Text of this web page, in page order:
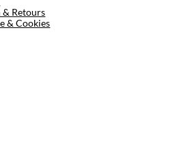
& Retours
& Cookies